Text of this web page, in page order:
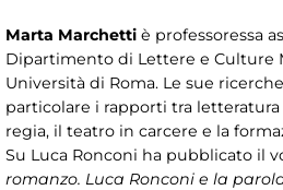
Marta Marchetti è professoressa
Dipartimento di Lettere e Culture
Università di Roma. Le sue
particolare i rapporti tra
regia, il teatro in carcere e la
Su Luca Ronconi ha pubblicato il
romanzo. Luca Ronconi e la